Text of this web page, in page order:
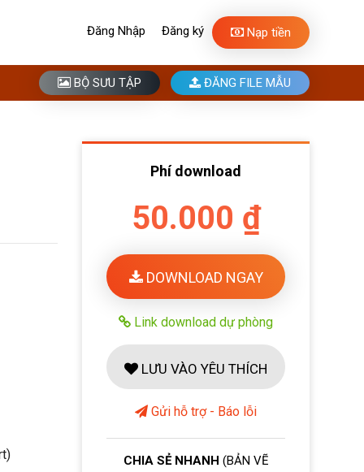
Đăng Nhập Đăng ký Nạp tiền
BỘ SƯU TẬP ĐĂNG FILE MẪU
Phí download
50.000 ₫
DOWNLOAD NGAY
Link download dự phòng
LƯU VÀO YÊU THÍCH
Gửi hỗ trợ - Báo lỗi
CHIA SẺ NHANH (BẢN VẼ